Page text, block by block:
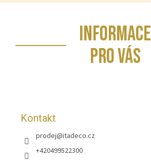
INFORMACE
PRO VÁS
Kontakt
prodej@itadeco.cz
+420499522300